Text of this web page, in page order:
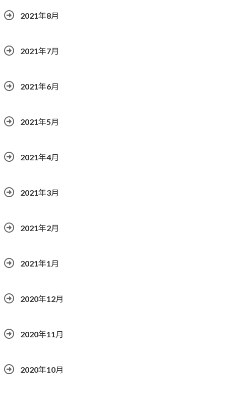
2021年8月
2021年7月
2021年6月
2021年5月
2021年4月
2021年3月
2021年2月
2021年1月
2020年12月
2020年11月
2020年10月